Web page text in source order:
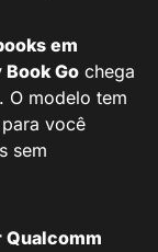
em
Book Go chega
O modelo tem
para você
sem
Qualcomm